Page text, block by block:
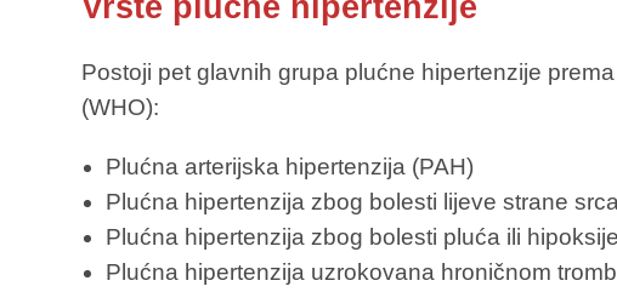
Postoji pet glavnih grupa plućne hipertenzije
(WHO):
Plućna arterijska hipertenzija (PAH)
Plućna hipertenzija zbog bolesti lijeve strane srca
Plućna hipertenzija zbog bolesti pluća ili hipoksije
Plućna hipertenzija uzrokovana hroničnom